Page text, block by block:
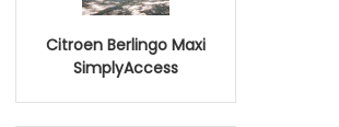
Citroen Berlingo Maxi
SimplyAccess